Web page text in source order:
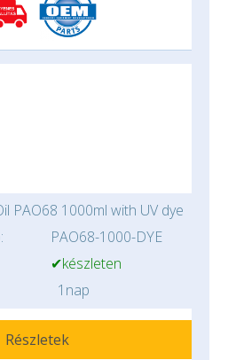
PAO68 1000ml with UV dye
PAO68-1000-DYE
✔készleten
1nap
Részletek